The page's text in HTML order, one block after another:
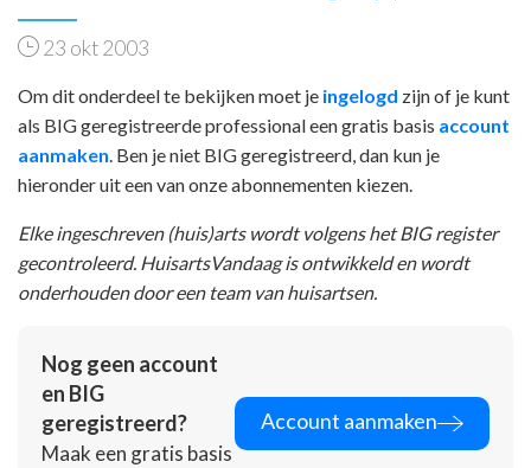
23 okt 2003
Om dit onderdeel te bekijken moet je ingelogd zijn of je kunt
als BIG geregistreerde professional een gratis basis account
aanmaken . Ben je niet BIG geregistreerd, dan kun je
hieronder uit een van onze abonnementen kiezen.
Elke ingeschreven (huis)arts wordt volgens het BIG register
gecontroleerd. HuisartsVandaag is ontwikkeld en wordt
onderhouden door een team van huisartsen.
Nog geen account
en BIG
geregistreerd?
Maak een gratis basis
Account aanmaken